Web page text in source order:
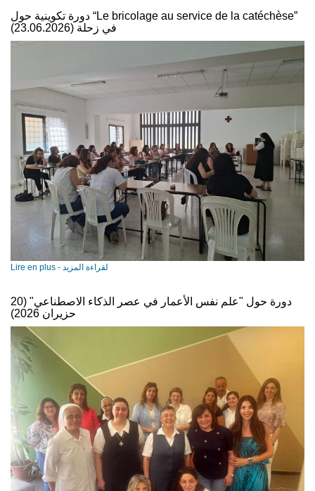
دورة تكوينية حول “Le bricolage au service de la catéchèse”
في زحلة (23.06.2026)
Lire en plus - لقراءة المزيد
دورة حول "علم نفس الأعمار في عصر الذكاء الاصطناعي" (20
حزيران 2026)